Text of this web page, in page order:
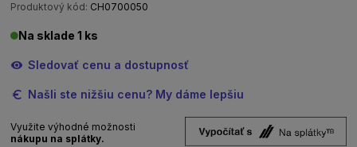
Produktový kód: CH0700050
Na sklade 1 ks
Sledovať cenu a dostupnosť
Našli ste nižšiu cenu? My dáme lepšiu
Využite výhodné možnosti
nákupu na splátky.